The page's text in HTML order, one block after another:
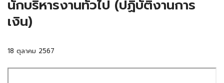
นักบริหารงานทั่วไป (ปฏิบัติงานการ
เงิน)
18 ตุลาคม 2567